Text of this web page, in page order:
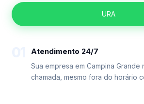
URA
Atendimento 24/7
Sua empresa em Campina Grande
chamada, mesmo fora do horário